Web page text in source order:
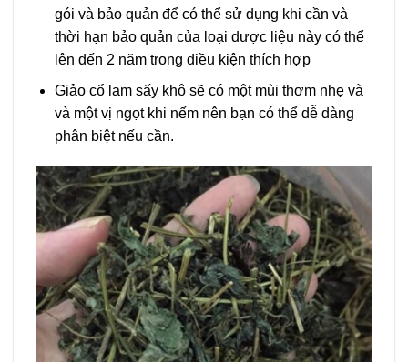
gói và bảo quản để có thể sử dụng khi cần và
thời hạn bảo quản của loại dược liệu này có thể
lên đến 2 năm trong điều kiện thích hợp
Giảo cổ lam sấy khô sẽ có một mùi thơm nhẹ và
và một vị ngọt khi nếm nên bạn có thể dễ dàng
phân biệt nếu cần.